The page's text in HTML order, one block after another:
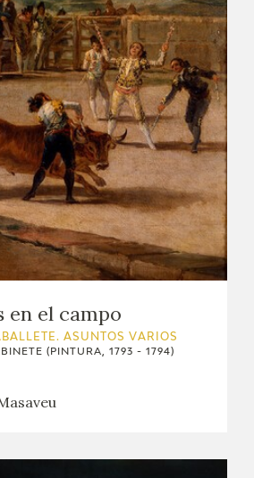
en el campo
ASUNTOS VARIOS
(PINTURA, 1793 - 1794)